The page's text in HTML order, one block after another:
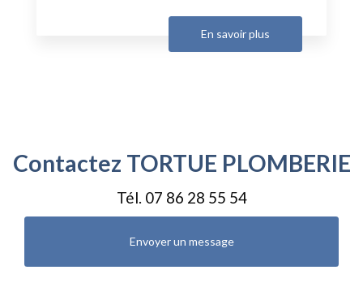
En savoir plus
Contactez TORTUE PLOMBERIE
Tél. 07 86 28 55 54
Envoyer un message